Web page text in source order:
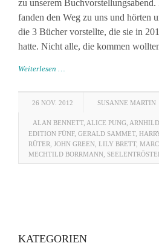
zu unserem Buchvorstellungsabend.
fanden den Weg zu uns und hörten
die 3 Bücher vorstellte, die sie in
hatte. Nicht alle, die kommen
Weiterlesen …
26 NOV. 2012 SUSANNE MARTIN
ALAN BENNETT, ALICE PUNG
EDITION FÜNF, GERALD SAMMET,
RÜTER JOHN GREEN LILY BRETT,
MECHTILD BORRMANN
KATEGORIEN